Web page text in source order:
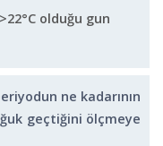
>22°C olduğu gun
ne kadarının
geçtiğini ölçmeye